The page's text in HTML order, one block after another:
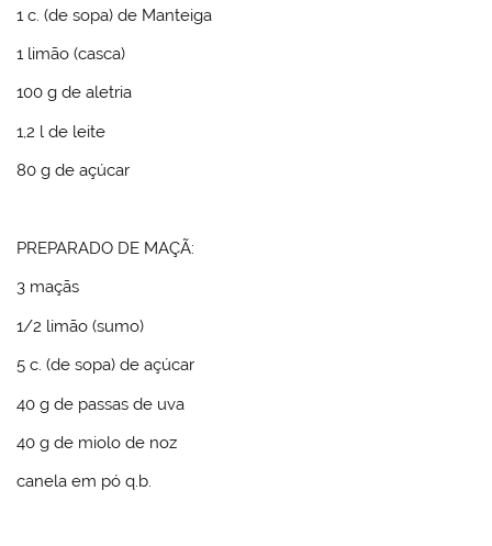
1 c. (de sopa) de Manteiga
1 limão (casca)
100g dealetria
1,2 l de leite
80g de açúcar
PREPARADO DE MAÇÃ:
3 maçãs
1/2 limão (sumo)
5 c. (de sopa) de açúcar
40 g de passas de uva
40g de miolo de noz
canela em pó q.b.